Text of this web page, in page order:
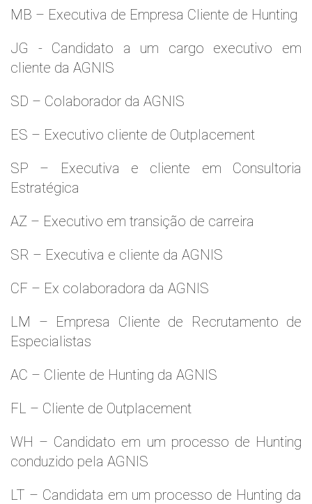
MB – Executiva de Empresa Cliente de Hunting
JG - Candidato a um cargo executivo em
cliente da AGNIS
SD – Colaborador da AGNIS
ES – Executivo cliente de Outplacement
SP – Executiva e cliente em Consultoria
Estratégica
AZ – Executivo em transição de carreira
SR – Executiva e cliente da AGNIS
CF – Ex colaboradora da AGNIS
LM – Empresa Cliente de Recrutamento de
Especialistas
AC – Cliente de Hunting da AGNIS
FL – Cliente de Outplacement
WH – Candidato em um processo de Hunting
conduzido pela AGNIS
LT – Candidata em um processo de Hunting da